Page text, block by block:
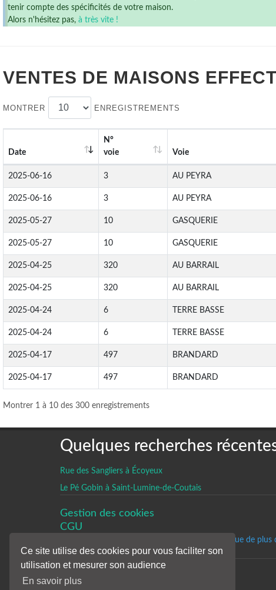
Ce site utilise des cookies pour vous faciliter son
utilisation et mesurer son audience
En savoir plus
tenir compte des spécificités de votre maison.
Alors n'hésitez pas, à très vite !
VENTES DE MAISONS
MONTRER ENREGISTREMENTS
Date
N°
voie
Voie
2025-06-16 3 AU PEYRA
2025-06-16 3 AU PEYRA
2025-05-27 10 GASQUERIE
2025-05-27 10 GASQUERIE
2025-04-25 320 AU BARRAIL
2025-04-25 320 AU BARRAIL
2025-04-24 6 TERRE BASSE
2025-04-24 6 TERRE BASSE
2025-04-17 497 BRANDARD
2025-04-17 497 BRANDARD
Montrer 1 à 10 des 300 enregistrements
Quelques recherches
Rue des Sangliers à Écoyeux
Le Pé Gobin à Saint-Lumine-de-Coutais
Gestion des cookies
CGU
Un historique de